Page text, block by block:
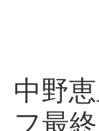
中野
フ最